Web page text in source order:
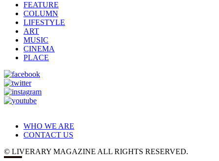
FEATURE
COLUMN
LIFESTYLE
ART
MUSIC
CINEMA
PLACE
WHO WE ARE
CONTACT US
© LIVERARY MAGAZINE ALL RIGHTS RESERVED.